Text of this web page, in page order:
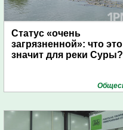
Статус «очень
загрязненной»: что это
значит для реки Суры?